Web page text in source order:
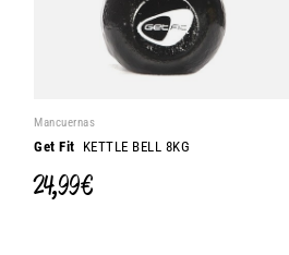
Mancuernas
Get Fit KETTLE BELL 8KG
24,99 €